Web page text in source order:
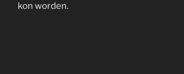
kon worden.